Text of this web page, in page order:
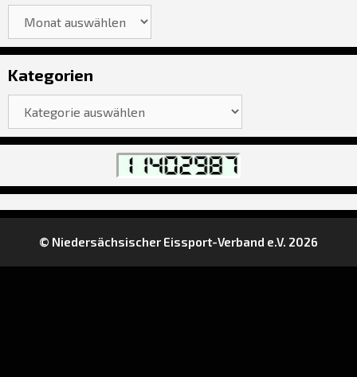
Kategorien
© Niedersächsischer Eissport-Verband e.V. 2026